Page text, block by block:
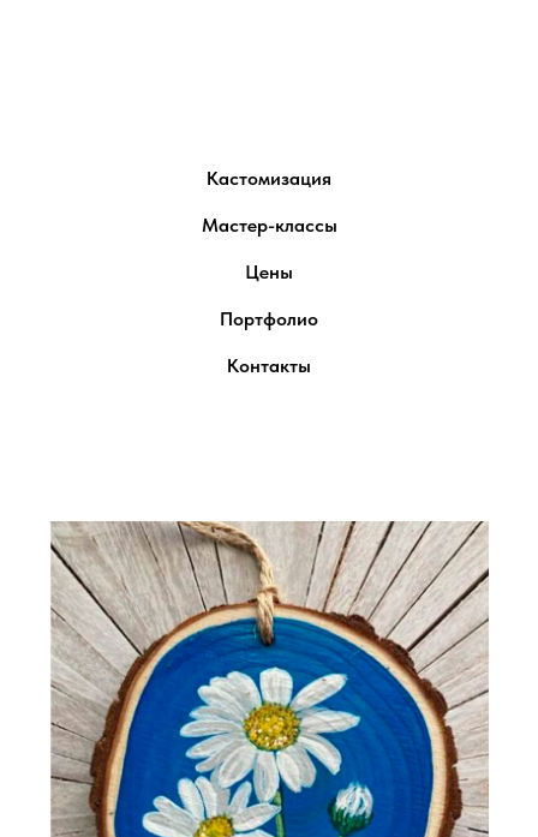
Кастомизация
Мастер-классы
Цены
Портфолио
Контакты